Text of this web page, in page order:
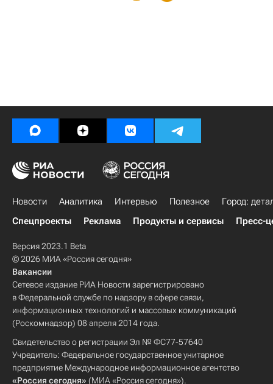
Новости Аналитика Интервью Полезное
Город:
Спецпроекты
Реклама Продукты и сервисы Пресс-
Версия 2023.1 Beta
© 2026 МИА «Россия сегодня»
Вакансии
Сетевое издание РИА Новости зарегистрировано
в Федеральной службе по надзору в сфере связи,
информационных технологий и массовых коммуникаций
(Роскомнадзор) 08 апреля 2014 года.
Свидетельство о регистрации Эл № ФС77-57640
Учредитель: Федеральное государственное унитарное
предприятие Международное информационное агентство
«Россия сегодня» (МИА «Россия сегодня»).